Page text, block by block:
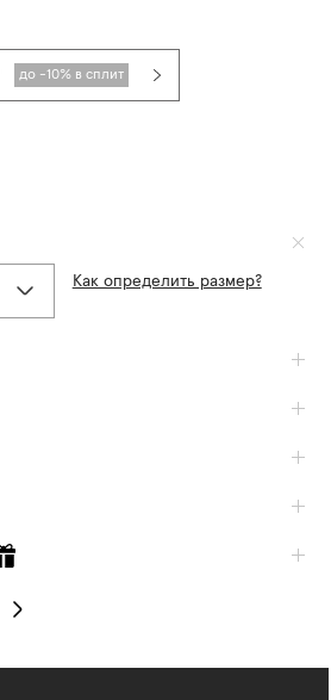
до -10% в сплит
Как определить размер?